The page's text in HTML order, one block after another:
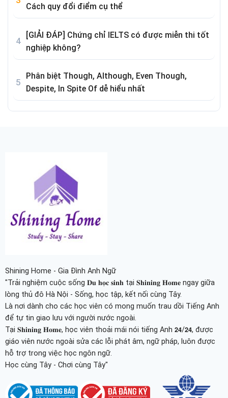
Cách quy đổi điểm cụ thể
[GIẢI ĐÁP] Chứng chỉ IELTS có được miễn thi tốt
nghiệp không?
Phân biệt Though, Although, Even Though,
Despite, In Spite Of dễ hiểu nhất
Shining Home - Gia Đình Anh Ngữ
"Trải nghiệm cuộc sống 𝐃𝐮 𝐡𝐨̣𝐜 𝐬𝐢𝐧𝐡 tại 𝐒𝐡𝐢𝐧𝐢𝐧𝐠 𝐇𝐨𝐦𝐞 ngay giữa
lòng thủ đô Hà Nội - Sống, học tập, kết nối cùng Tây.
Là nơi dành cho các học viên có mong muốn trau dồi Tiếng Anh
để tự tin giao lưu với người nước ngoài.
Tại 𝐒𝐡𝐢𝐧𝐢𝐧𝐠 𝐇𝐨𝐦𝐞, học viên thoải mái nói tiếng Anh 𝟮𝟰/𝟮𝟰, được
giáo viên nước ngoài sửa các lỗi phát âm, ngữ pháp, luôn được
hỗ trợ trong việc học ngôn ngữ.
Học cùng Tây - Chơi cùng Tây"